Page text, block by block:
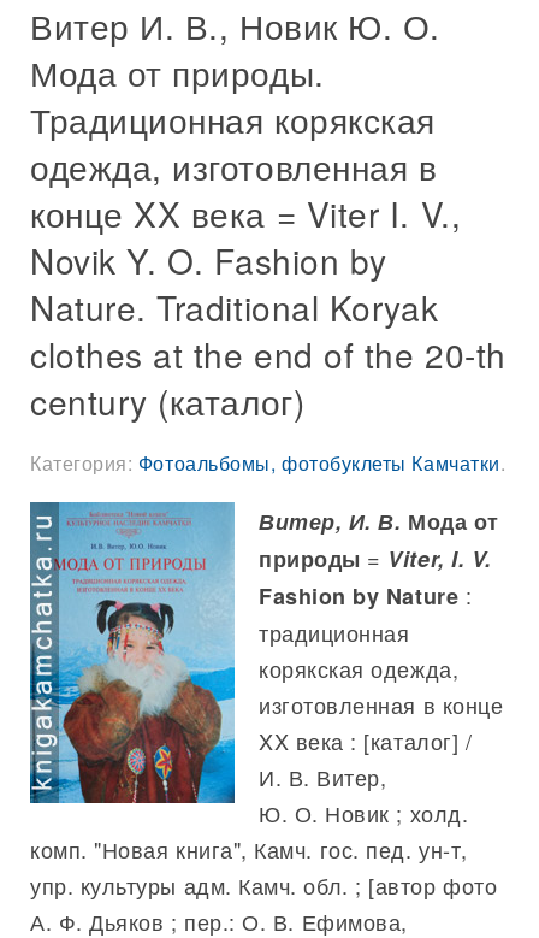
Витер И. В., Новик Ю. О.
Мода от природы.
Традиционная корякская
одежда, изготовленная в
конце XX века = Viter I. V.,
Novik Y. O. Fashion by
Nature. Traditional Koryak
clothes at the end of the 20-th
century (каталог)
Категория: Фотоальбомы, фотобуклеты Камчатки.
Витер, И. В. Мода от
природы = Viter, I. V.
Fashion by Nature :
традиционная
корякская одежда,
изготовленная в конце
XX века : [каталог] /
И. В. Витер,
Ю. О. Новик ; холд.
комп. "Новая книга", Камч. гос. пед. ун-т,
упр. культуры адм. Камч. обл. ; [автор фото
А. Ф. Дьяков ; пер.: О. В. Ефимова,